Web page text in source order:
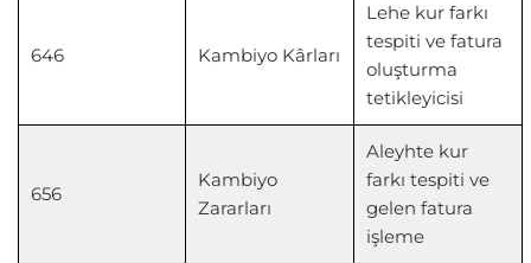
646 Kambiyo Kârları
Lehe kur farkı
tespiti ve fatura
oluşturma
tetikleyicisi
656
Kambiyo
Zararları
Aleyhte kur
farkı tespiti ve
gelen fatura
işleme